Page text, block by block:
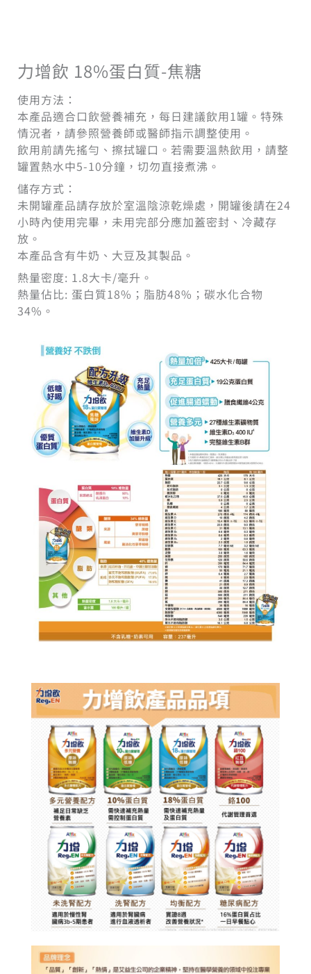
力增飲 18%蛋白質-焦糖
使用方法：
本產品適合口飲營養補充，每日建議飲用1罐。特殊
情況者，請參照營養師或醫師指示調整使用。
飲用前請先搖勻、擦拭罐口。若需要溫熱飲用，請整
罐置熱水中5-10分鐘，切勿直接煮沸。
儲存方式：
未開罐產品請存放於室溫陰涼乾燥處，開罐後請在24
小時內使用完畢，未用完部分應加蓋密封、冷藏存
放。
本產品含有牛奶、大豆及其製品。
熱量密度: 1.8大卡/毫升。
熱量佔比: 蛋白質18%；脂肪48%；碳水化合物
34%。